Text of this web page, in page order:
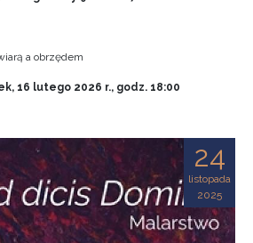
a obrzędem
16 lutego 2026 r., godz. 18:00
24
listopada
2025